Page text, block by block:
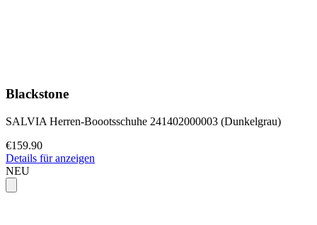
Blackstone
SALVIA Herren-Boootsschuhe 241402000003 (Dunkelgrau)
€159.90
Details für anzeigen
NEU